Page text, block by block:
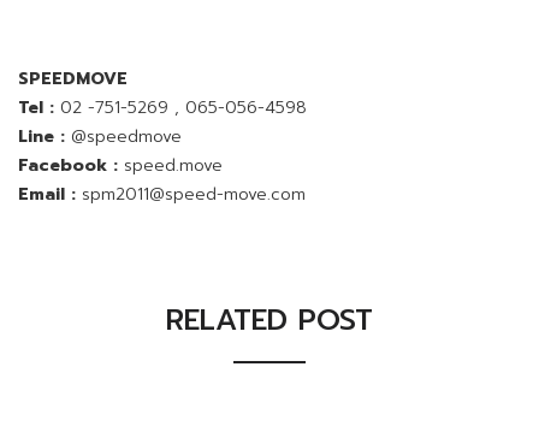
SPEEDMOVE
Tel : 02 -751-5269 , 065-056-4598
Line : @speedmove
Facebook : speed.move
Email : spm2011@speed-move.com
RELATED POST